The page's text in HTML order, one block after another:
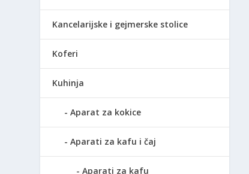
Kancelarijske i gejmerske stolice
Koferi
Kuhinja
Aparat za kokice
Aparati za kafu i čaj
Aparati za kafu